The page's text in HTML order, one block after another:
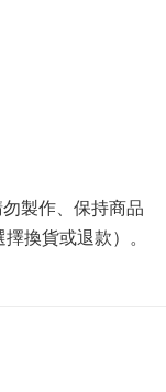
製作、保持商品
換貨或退款）。